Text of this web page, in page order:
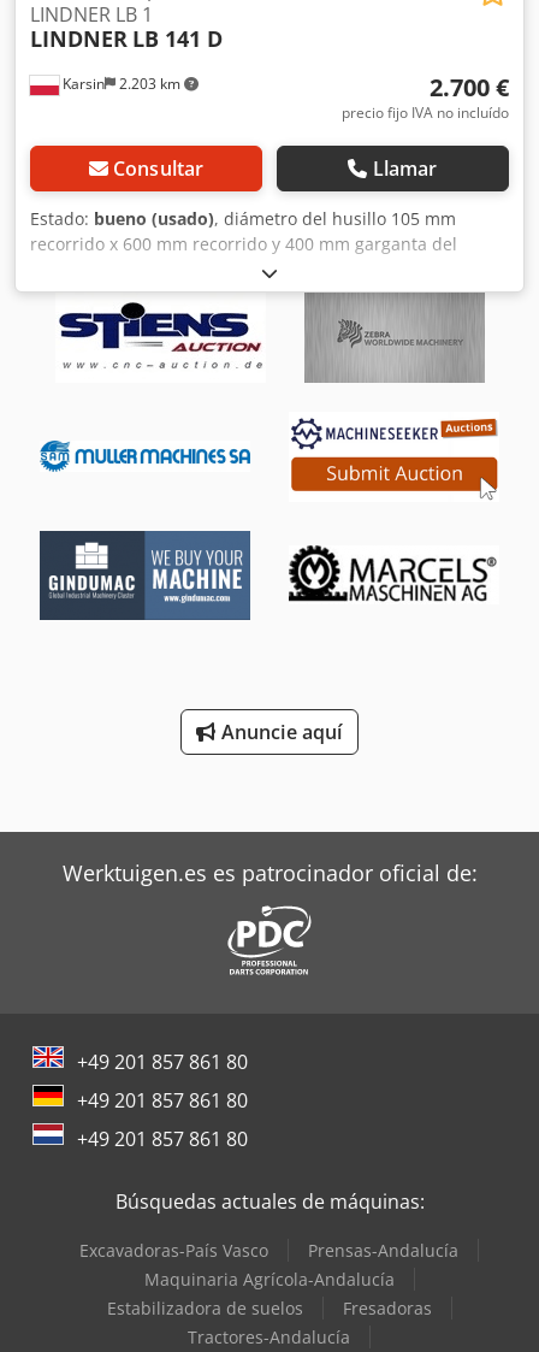
producción? ¿O quiere vender la suya? Para más
información o datos de contacto, visite nuestro sitio web
Karsin 2.203 km
LINDNER LB 1
LINDNER LB 141 D
2.700 €
precio fijo IVA no incluído
Consultar Llamar
Estado: bueno (usado), diámetro del husillo 105 mm
recorrido x 600 mm recorrido y 400 mm garganta del
husillo 475 mm velocidad del husillo regulable sin
escalonamiento 70-2000 U/min superficie de la mesa 800 x
400 mm Dcodpfx Aeuldt Njaxsk movimiento automático del
husillo peso aproximado de la máquina 2,5 t
Anuncie aquí
Werktuigen.es es patrocinador oficial de:
+49 201 857 861 80
+49 201 857 861 80
+49 201 857 861 80
Búsquedas actuales de máquinas:
Excavadoras-País Vasco
Prensas-Andalucía
Maquinaria Agrícola-Andalucía
Estabilizadora de suelos
Fresadoras
Tractores-Andalucía